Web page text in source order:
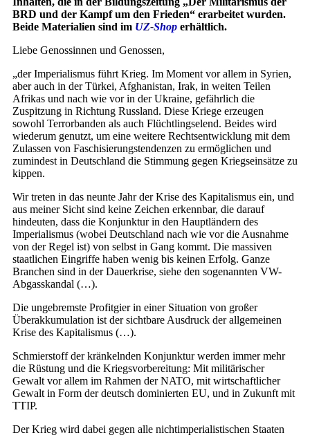
BRD und der Kampf um den Frieden“ erarbeitet wurden.
Beide Materialien sind im UZ-Shop erhältlich.
Liebe Genossinnen und Genossen,
„der Imperialismus führt Krieg. Im Moment vor allem in Syrien,
aber auch in der Türkei, Afghanistan, Irak, in weiten Teilen
Afrikas und nach wie vor in der Ukraine, gefährlich die
Zuspitzung in Richtung Russland. Diese Kriege erzeugen
sowohl Terrorbanden als auch Flüchtlingselend. Beides wird
wiederum genutzt, um eine weitere Rechtsentwicklung mit dem
Zulassen von Faschisierungstendenzen zu ermöglichen und
zumindest in Deutschland die Stimmung gegen Kriegseinsätze zu
kippen.
Wir treten in das neunte Jahr der Krise des Kapitalismus ein, und
aus meiner Sicht sind keine Zeichen erkennbar, die darauf
hindeuten, dass die Konjunktur in den Hauptländern des
Imperialismus (wobei Deutschland nach wie vor die Ausnahme
von der Regel ist) von selbst in Gang kommt. Die massiven
staatlichen Eingriffe haben wenig bis keinen Erfolg. Ganze
Branchen sind in der Dauerkrise, siehe den sogenannten VW-
Abgasskandal (…).
Die ungebremste Profitgier in einer Situation von großer
Überakkumulation ist der sichtbare Ausdruck der allgemeinen
Krise des Kapitalismus (…).
Schmierstoff der kränkelnden Konjunktur werden immer mehr
die Rüstung und die Kriegsvorbereitung: Mit militärischer
Gewalt vor allem im Rahmen der NATO, mit wirtschaftlicher
Gewalt in Form der deutsch dominierten EU, und in Zukunft mit
TTIP.
Der Krieg wird dabei gegen alle nichtimperialistischen Staaten